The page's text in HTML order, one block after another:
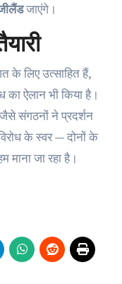
जाएंगे।
के लिए उत्साहित हैं,
का ऐलान भी किया है।
संगठनों ने प्रदर्शन
के स्वर — दोनों के
माना जा रहा है।